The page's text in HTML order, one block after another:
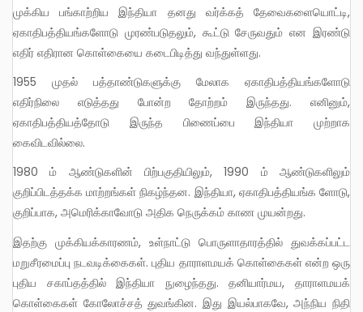
முக்கிய பங்காற்றிய இந்தியா தனது வர்க்கத் தேவைகளையொட்டி,
ஏகாதிபத்தியங்களோடு முரண்படுதலும், கூட்டு சேருவதும் என இரண்டு
எதிர் எதிரான கொள்கையை கடைபிடித்து வந்துள்ளது.
1955 முதல் பத்தாண்டுகளுக்கு மேலாக ஏகாதிபத்தியங்களோடு
எதிர்நிலை எடுத்தது போன்ற தோற்றம் இருந்தது. எனினும்,
ஏகாதிபத்தியத்தோடு இருந்த பிணைப்பை இந்தியா முற்றாக
கைவிடவில்லை.
1980 ம் ஆண்டுகளின் பிற்பகுதியிலும், 1990 ம் ஆண்டுகளிலும்
குறிப்பிடத்தக்க மாற்றங்கள் நிகழ்ந்தன. இந்தியா, ஏகாதிபத்தியங்க ளோடு,
குறிப்பாக, அமெரிக்காவோடு அதிக நெருக்கம் காண முயன்றது.
இதற்கு முக்கியக்காரணம், உள்நாட்டு பொருளாதாரத்தில் துவக்கப்பட்ட
மறுசீரமைப்பு நடவடிக்கைகள். புதிய தாராளமயக் கொள்கைகள் என்ற ஒரு
புதிய சகாப்தத்தில் இந்தியா நுழைந்தது. தனியார்மய, தாராளமயக்
கொள்கைகள் கோலோச்சத் துவங்கின. இது இயல்பாகவே, அந்நிய நிதி